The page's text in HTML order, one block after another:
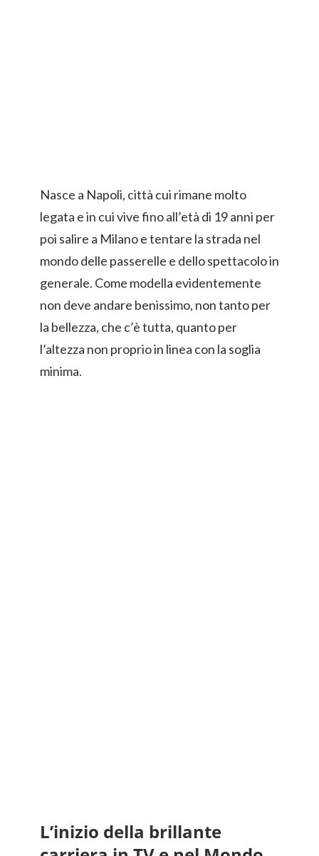
Nasce a Napoli, città cui rimane molto
legata e in cui vive fino all’età di 19 anni per
poi salire a Milano e tentare la strada nel
mondo delle passerelle e dello spettacolo in
generale. Come modella evidentemente
non deve andare benissimo, non tanto per
la bellezza, che c’è tutta, quanto per
l’altezza non proprio in linea con la soglia
minima.
L’inizio della brillante